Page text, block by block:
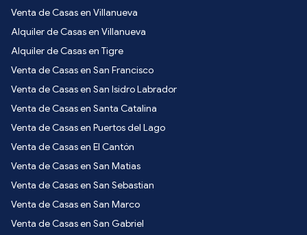
Venta de Casas en Villanueva
Alquiler de Casas en Villanueva
Alquiler de Casas en Tigre
Venta de Casas en San Francisco
Venta de Casas en San Isidro Labrador
Venta de Casas en Santa Catalina
Venta de Casas en Puertos del Lago
Venta de Casas en El Cantón
Venta de Casas en San Matias
Venta de Casas en San Sebastian
Venta de Casas en San Marco
Venta de Casas en San Gabriel